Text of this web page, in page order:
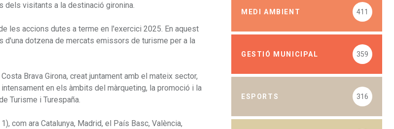
dels visitants a la destinació gironina.
les accions dutes a terme en l'exercici 2025. En aquest
dotzena de mercats emissors de turisme per a la
Brava Girona, creat juntament amb el mateix sector,
en els àmbits del màrqueting, la promoció i la
Turisme i Turespaña.
com ara Catalunya, Madrid, el País Basc, València,
MEDI AMBIENT 411
GESTIÓ MUNICIPAL 359
ESPORTS 316